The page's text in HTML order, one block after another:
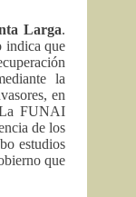
Larga.
indica que
la
en
La FUNAI
de los
estudios
que